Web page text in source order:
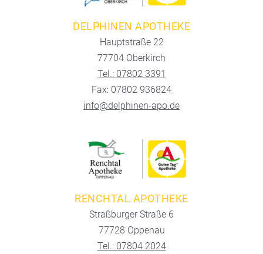
DELPHINEN APOTHEKE
Hauptstraße 22
77704 Oberkirch
Tel.: 07802 3391
Fax: 07802 936824
info@delphinen-apo.de
RENCHTAL APOTHEKE
Straßburger Straße 6
77728 Oppenau
Tel.: 07804 2024